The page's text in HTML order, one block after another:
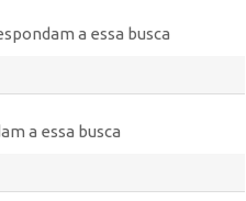
a essa busca
a essa busca